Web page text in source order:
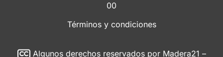
00
Términos y condiciones
Algunos derechos reservadospor Madera21 –